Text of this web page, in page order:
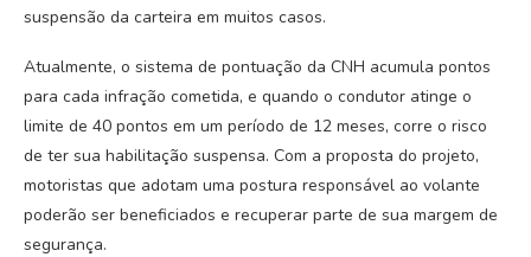
suspensão da carteira em muitos casos.
Atualmente, o sistema de pontuação da CNH acumula pontos
para cada infração cometida, e quando o condutor atinge o
limite de 40 pontos em um período de 12 meses, corre o risco
de ter sua habilitação suspensa. Com a proposta do projeto,
motoristas que adotam uma postura responsável ao volante
poderão ser beneficiados e recuperar parte de sua margem de
segurança.